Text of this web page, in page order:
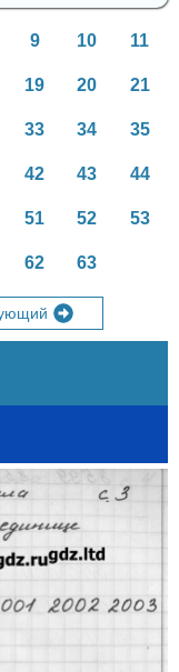
9 10 11
19 20 21
33 34 35
42 43 44
51 52 53
62 63